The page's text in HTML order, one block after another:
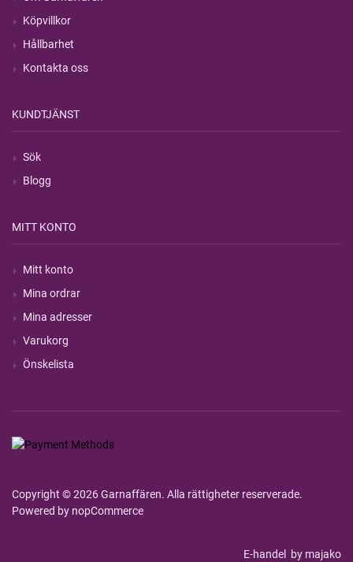
Köpvillkor
Hållbarhet
Kontakta oss
KUNDTJÄNST
Sök
Blogg
MITT KONTO
Mitt konto
Mina ordrar
Mina adresser
Varukorg
Önskelista
Copyright © 2026 Garnaffären. Alla rättigheter reserverade.
Powered by nopCommerce
E-handel by majako